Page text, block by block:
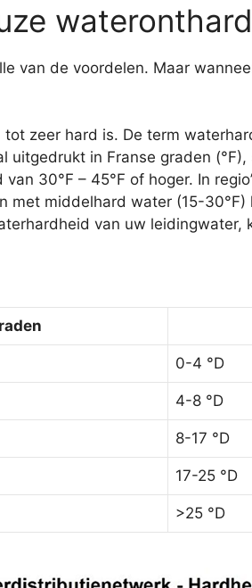
van de voordelen. Maar
zeer hard is. De term
in Franse graden
30°F – 45°F of hoger. In
middelhard water (15-30°F)
van uw leidingwater,
0-4 °D
4-8 °D
8-17 °D
17-25 °D
>25 °D